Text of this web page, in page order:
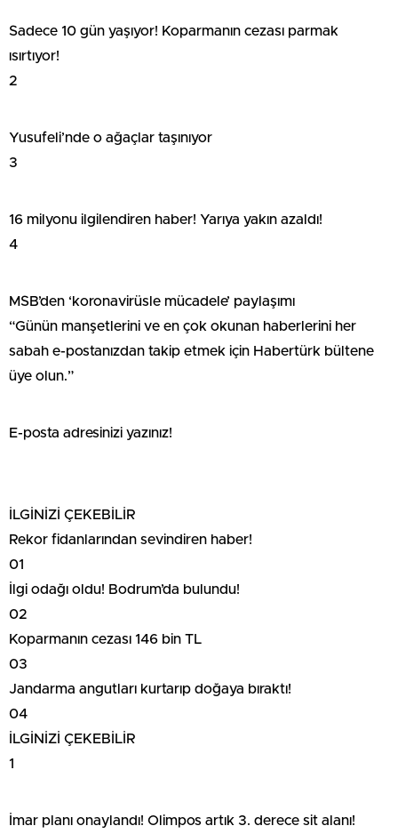
Sadece 10 gün yaşıyor! Koparmanın cezası parmak
ısırtıyor!
2
Yusufeli’nde o ağaçlar taşınıyor
3
16 milyonu ilgilendiren haber! Yarıya yakın azaldı!
4
MSB’den ‘koronavirüsle mücadele’ paylaşımı
“Günün manşetlerini ve en çok okunan haberlerini her
sabah e-postanızdan takip etmek için Habertürk bültene
üye olun.”
E-posta adresinizi yazınız!
İLGİNİZİ ÇEKEBİLİR
Rekor fidanlarından sevindiren haber!
01
İlgi odağı oldu! Bodrum’da bulundu!
02
Koparmanın cezası 146 bin TL
03
Jandarma angutları kurtarıp doğaya bıraktı!
04
İLGİNİZİ ÇEKEBİLİR
1
İmar planı onaylandı! Olimpos artık 3. derece sit alanı!